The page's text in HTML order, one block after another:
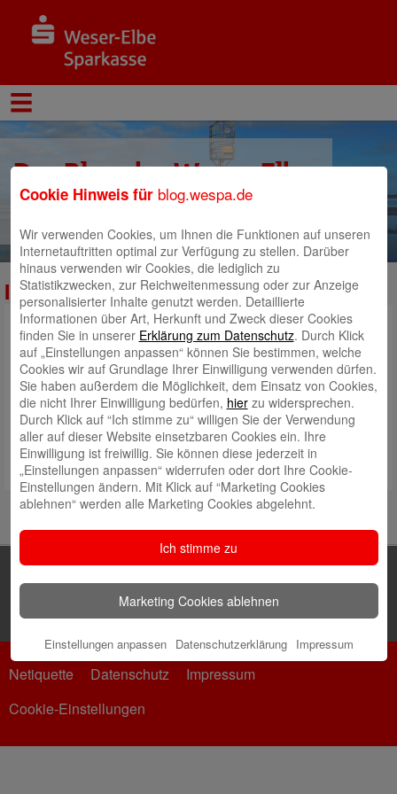
Der Blog der Weser-Elbe
Sparkasse
Immobilia-Newsletter-4-Blog_16-9
Netiquette Datenschutz
Impressum
Cookie-Einstellungen
Cookie Hinweis für blog.wespa.de
Wir verwenden Cookies, um Ihnen die Funktionen auf unseren
Internetauftritten optimal zur Verfügung zu stellen. Darüber
hinaus verwenden wir Cookies, die lediglich zu
Statistikzwecken, zur Reichweitenmessung oder zur Anzeige
personalisierter Inhalte genutzt werden. Detaillierte
Informationen über Art, Herkunft und Zweck dieser Cookies
finden Sie in unserer Erklärung zum Datenschutz. Durch Klick
auf „Einstellungen anpassen“ können Sie bestimmen, welche
Cookies wir auf Grundlage Ihrer Einwilligung verwenden dürfen.
Sie haben außerdem die Möglichkeit, dem Einsatz von Cookies,
die nicht Ihrer Einwilligung bedürfen, hierzu widersprechen.
Durch Klick auf “Ich stimme zu“ willigen Sie der Verwendung
aller auf dieser Website einsetzbaren Cookies ein. Ihre
Einwilligung ist freiwillig. Sie können diese jederzeit in
„Einstellungen anpassen“ widerrufen oder dort Ihre Cookie-
Einstellungen ändern. Mit Klick auf “Marketing Cookies
ablehnen“ werden alle Marketing Cookies abgelehnt.
Ich stimme zu
Marketing Cookies ablehnen
Einstellungen anpassen Datenschutzerklärung Impressum